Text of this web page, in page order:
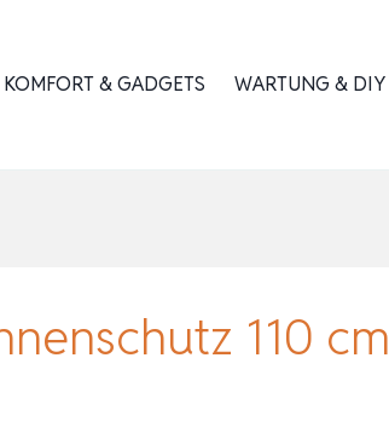
KOMFORT & GADGETS WARTUNG & DIY
110 cm